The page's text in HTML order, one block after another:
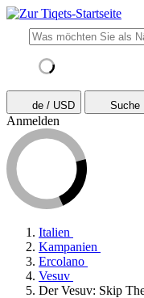
de / USD Suche
Anmelden
Italien
Kampanien
Ercolano
Vesuv
Der Vesuv: Skip